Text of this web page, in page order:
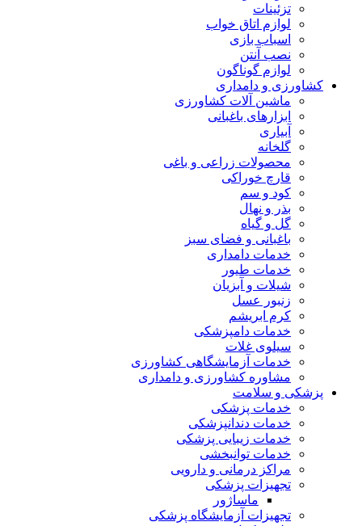
تزئینات
لوازم اتاق خواب
اسباب بازی
نصب آنتن
لوازم گوناگون
کشاورزی و دامداری
ماشین آلات کشاورزی
ابزارهای باغبانی
آبیاری
گلخانه
محصولات زراعی و باغی
قارچ خوراکی
کود و سم
بذر و نهال
گل و گیاه
باغبانی و فضای سبز
خدمات دامداری
خدمات طیور
شیلات و آبزیان
زنبور عسل
کرم ابریشم
خدمات دامپزشکی
سیلوی غلات
خدمات آزمایشگاهی کشاورزی
مشاوره کشاورزی و دامداری
پزشکی و سلامت
خدمات پزشکی
خدمات دندانپزشکی
خدمات زیبایی پزشکی
خدمات توانبخشی
مراکز درمانی و دارویی
تجهیزات پزشکی
ماساژور
تجهیزات آزمایشگاه پزشکی